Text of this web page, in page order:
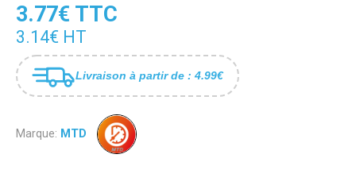
3.77€ TTC
3.14€ HT
Livraison à partir de : 4.99€
Marque: MTD